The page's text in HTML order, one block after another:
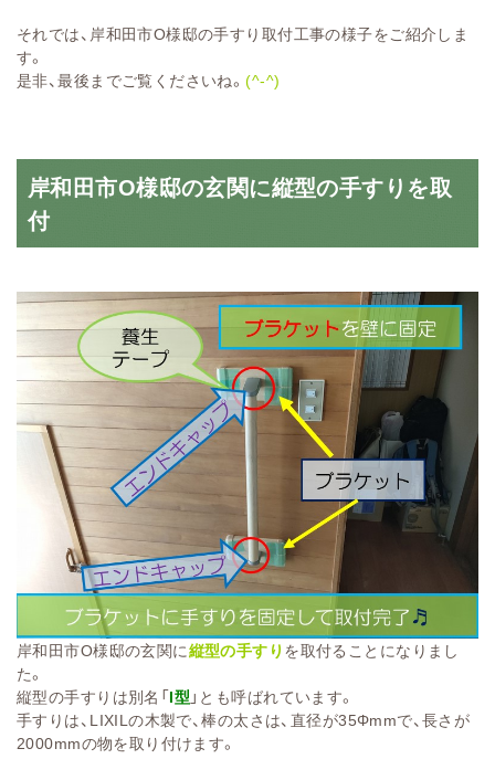
それでは、岸和田市O様邸の手すり取付工事の様子をご紹介しま
す。
是非、最後までご覧くださいね。(^-^)
岸和田市O様邸の玄関に縦型の手すりを取
付
岸和田市O様邸の玄関に縦型の手すり を取付ることになりまし
た。
縦型の手すりは別名「I型 」とも呼ばれています。
手すりは、LIXILの木製で、棒の太さは、直径が35Φmmで、長さが
2000mmの物を取り付けます。